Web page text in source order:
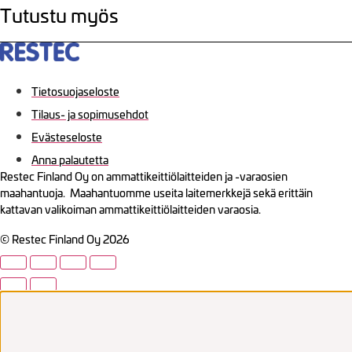
Tutustu myös
Tietosuojaseloste
Tilaus- ja sopimusehdot
Evästeseloste
Anna palautetta
Restec Finland Oy on ammattikeittiölaitteiden ja -varaosien
maahantuoja. Maahantuomme useita laitemerkkejä sekä erittäin
kattavan valikoiman ammattikeittiölaitteiden varaosia.
© Restec Finland Oy 2026